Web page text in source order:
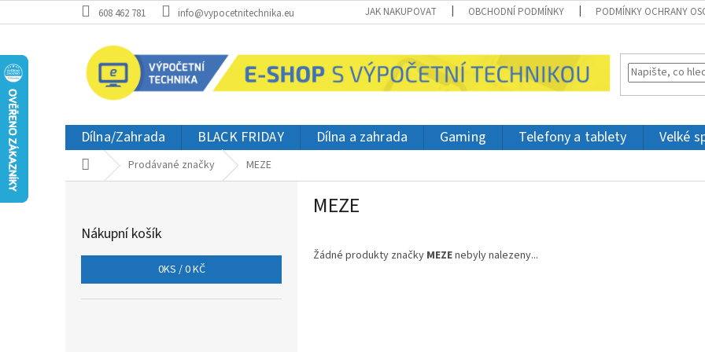
na
608 462 781 info@vypocetnitechnika.eu JAK NAKUPOVAT OBCHODNÍ PODMÍNKY PODMÍNKY OCHRANY
Dílna/Zahrada BLACK FRIDAY Dílna a zahrada Gaming Telefony a tablety Velké
Domů Prodávané značky MEZE
Nákupní košík
0KS /0 KČ
MEZE
Žádné produkty značky MEZEnebyly nalezeny...